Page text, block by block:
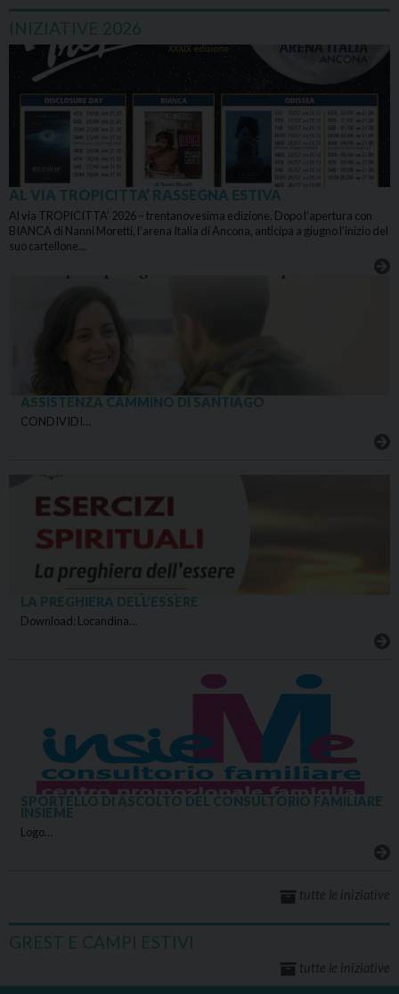
INIZIATIVE 2026
AL VIA TROPICITTA’ RASSEGNA ESTIVA
Al via TROPICITTA’ 2026 – trentanovesima edizione. Dopo l’apertura con
BIANCA di Nanni Moretti, l’arena Italia di Ancona, anticipa a giugno l’inizio del
suo cartellone…
ASSISTENZA CAMMINO DI SANTIAGO
CONDIVIDI…
LA PREGHIERA DELL’ESSERE
Download: Locandina…
SPORTELLO DI ASCOLTO DEL CONSULTORIO FAMILIARE
INSIEME
Logo…
tutte le iniziative
GREST E CAMPI ESTIVI
tutte le iniziative